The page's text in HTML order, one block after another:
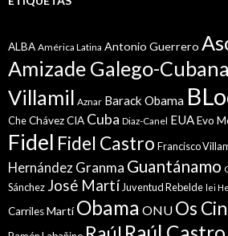
ALBA América Latina Antonio Guerrero
Amizade Galego-
Villamil Aznar Barack Obama
CheChávezCIA Cuba Diaz-Canel EUAEvo
Fidel Fidel Castro Francisco
Hernández Granma Guantánamo
Sánchez José Martí Juventud Rebelde lei
CarrilesMartí Obama ONU Os